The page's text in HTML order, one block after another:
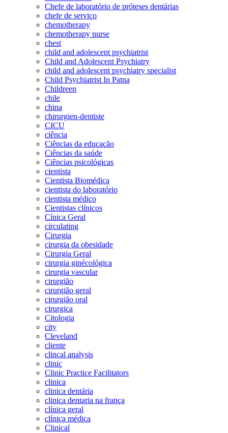
Chefe de laboratório de próteses dentárias
chefe de serviço
chemotherapy
chemotherapy nurse
chest
child and adolescent psychiatrist
Child and Adolescent Psychiatry
child and adolescent psychiatry specialist
Child Psychiatrist In Patna
Childreen
chile
china
chirurgien-dentiste
CICU
ciência
Ciências da educação
Ciências da saúde
Ciências psicológicas
cientista
Cientista Biomédica
cientista do laboratório
cientista médico
Cientistas clínicos
Cínica Geral
circulating
Cirurgia
cirurgia da obesidade
Cirurgia Geral
cirurgia ginécológica
cirurgia vascular
cirurgião
cirurgião geral
cirurgião oral
cirurgica
Citologia
city
Cleveland
cliente
clincal analysis
clinic
Clinic Practice Facilitators
clinica
clinica dentária
clinica dentaria na frança
clínica geral
clínica médica
Clinical